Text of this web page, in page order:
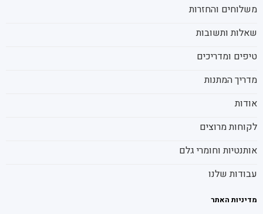
משלוחים והחזרות
שאלות ותשובות
טיפים ומדריכים
מדריך המתנות
אודות
לקוחות מרוצים
אותנטיות וחומרי גלם
עבודות שלנו
מדיניות האתר